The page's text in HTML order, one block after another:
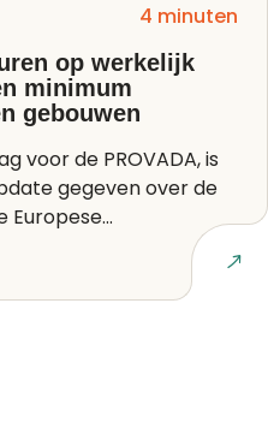
4 minuten
op werkelijk
minimum
gebouwen
voor de PROVADA, is
gegeven over de
Lees artikel